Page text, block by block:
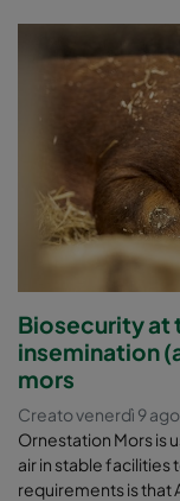
Biosecurity at
insemination
mors
Creato venerdì 9
Ornestation Mors is
air in stable facilities
requirements is that